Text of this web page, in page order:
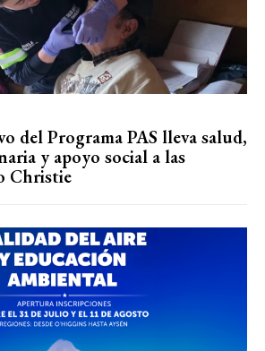
del Programa PAS lleva salud,
y apoyo social a las
Christie